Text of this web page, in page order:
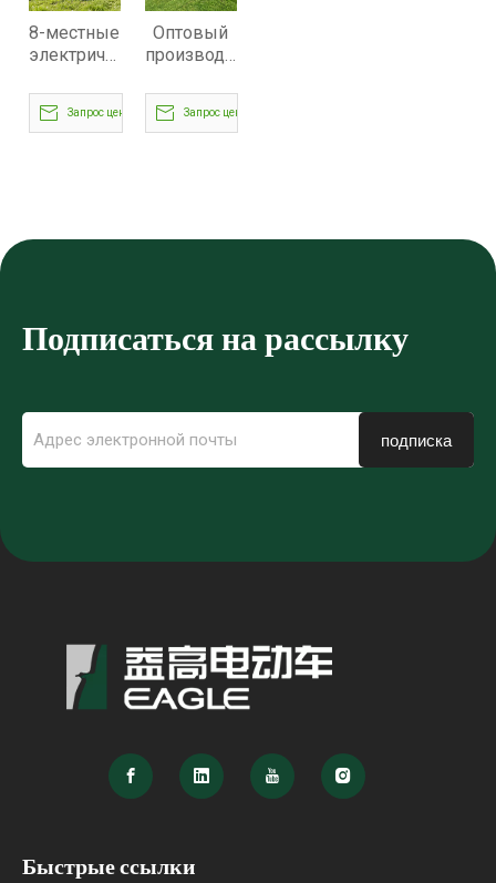
8-местные
электрические
для
гольфа
Запрос цены
Оптовый
производитель
8-местных
тележек
Запрос цены
Подписаться на рассылку
подписка
Быстрые ссылки